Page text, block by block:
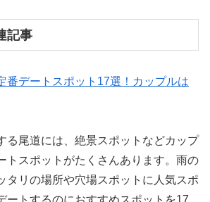
記事
番デートスポット17選！カップルは
る尾道には、絶景スポットなどカップ
トスポットがたくさんあります。雨の
タリの場所や穴場スポットに人気スポ